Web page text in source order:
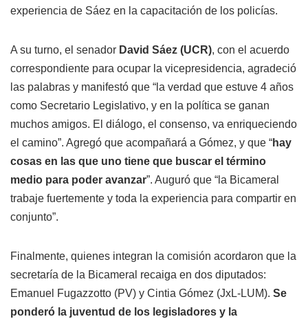
experiencia de Sáez en la capacitación de los policías.
A su turno, el senador David Sáez (UCR), con el acuerdo
correspondiente para ocupar la vicepresidencia, agradeció
las palabras y manifestó que “la verdad que estuve 4 años
como Secretario Legislativo, y en la política se ganan
muchos amigos. El diálogo, el consenso, va enriqueciendo
el camino”. Agregó que acompañará a Gómez, y que “hay
cosas en las que uno tiene que buscar el término
medio para poder avanzar”. Auguró que “la Bicameral
trabaje fuertemente y toda la experiencia para compartir en
conjunto”.
Finalmente, quienes integran la comisión acordaron que la
secretaría de la Bicameral recaiga en dos diputados:
Emanuel Fugazzotto (PV) y Cintia Gómez (JxL-LUM). Se
ponderó la juventud de los legisladores y la